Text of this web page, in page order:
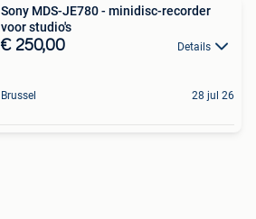
Sony MDS-JE780 - minidisc-recorder
voor studio's
€ 250,00 Details
Brussel 28 jul 26